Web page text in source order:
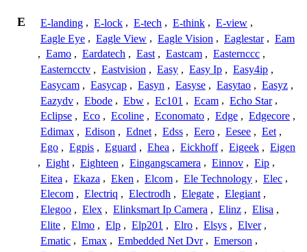
E E-landing , E-lock , E-tech , E-think , E-view ,
Eagle Eye , Eagle View , Eagle Vision , Eaglestar , Eam
, Eamo , Eardatech , East , Eastcam , Easternccc ,
Easterncctv , Eastvision , Easy , Easy Ip , Easy4ip ,
Easycam , Easycap , Easyn , Easyse , Easytao , Easyz ,
Eazydv , Ebode , Ebw , Ec101 , Ecam , Echo Star ,
Eclipse , Eco , Ecoline , Economato , Edge , Edgecore ,
Edimax , Edison , Ednet , Edss , Eero , Eesee , Eet ,
Ego , Egpis , Eguard , Ehea , Eickhoff , Eigeek , Eigen
, Eight , Eighteen , Eingangscamera , Einnov , Eip ,
Eitea , Ekaza , Eken , Elcom , Ele Technology , Elec ,
Elecom , Electriq , Electrodh , Elegate , Elegiant ,
Elegoo , Elex , Elinksmart Ip Camera , Elinz , Elisa ,
Elite , Elmo , Elp , Elp201 , Elro , Elsys , Elver ,
Ematic , Emax , Embedded Net Dvr , Emerson ,